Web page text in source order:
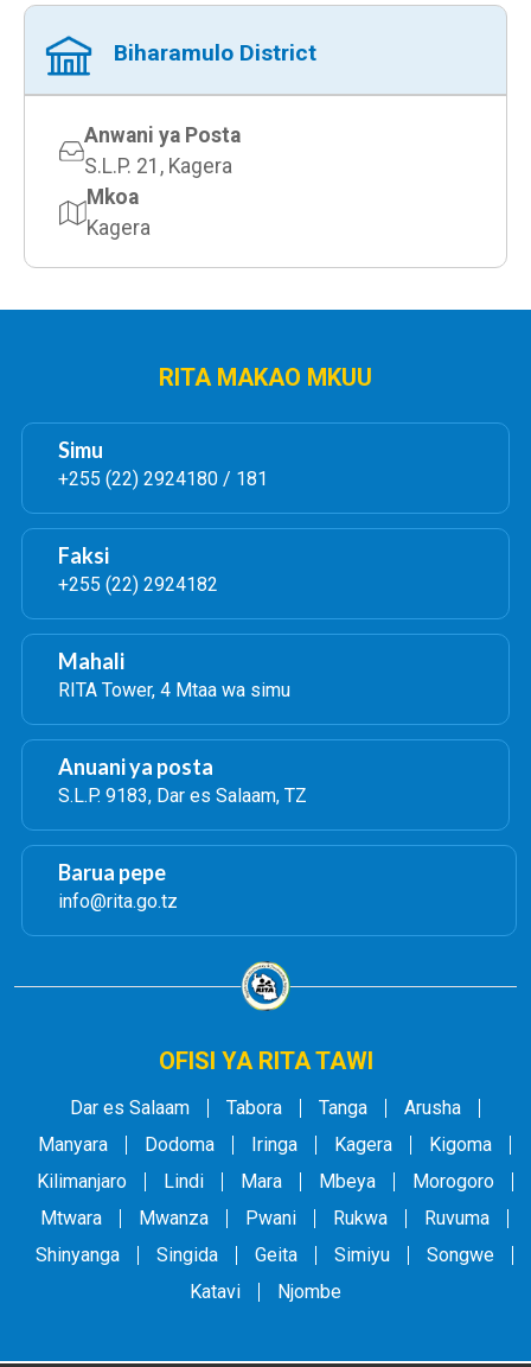
Biharamulo District
Anwani ya Posta
S.L.P. 21, Kagera
Mkoa
Kagera
RITA MAKAO MKUU
Simu
+255 (22) 2924180 / 181
Faksi
+255 (22) 2924182
Mahali
RITA Tower, 4 Mtaa wa simu
Anuani ya posta
S.L.P. 9183, Dar es Salaam, TZ
Barua pepe
info@rita.go.tz
OFISI YA RITA TAWI
Dar es Salaam Tabora Tanga
Arusha
Manyara
Dodoma Iringa Kagera
Kigoma
Kilimanjaro
Lindi Mara Mbeya
Morogoro
Mtwara
Mwanza Pwani Rukwa
Ruvuma
Shinyanga
Singida Geita Simiyu
Songwe
Katavi
Njombe